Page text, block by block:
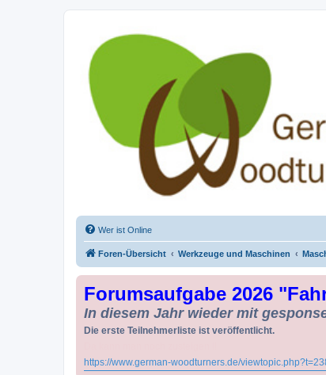
Drechseln und Kunsthandwerk
Der Treffpunkt für Drechsler und Freunde des Kunsthandwerks
Wer ist Online
Foren-Übersicht Werkzeuge und Maschinen
Forumsaufgabe 2026
In diesem Jahr wieder mit
Die erste Teilnehmerliste ist veröffentlicht.
https://www.german-woodturners.de/